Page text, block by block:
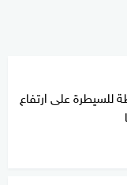
للسيطرة على ارتفاع